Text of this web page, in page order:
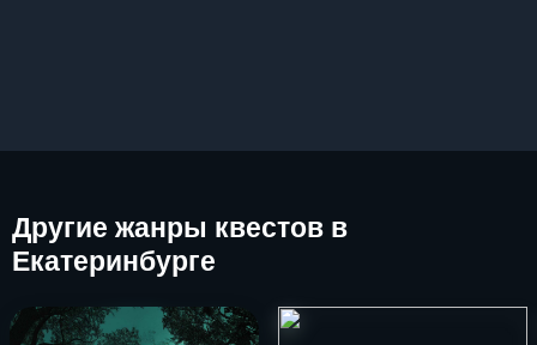
Другие жанры квестов в
Екатеринбурге